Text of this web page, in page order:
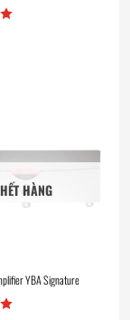
HẾT HÀNG
YBA Signature